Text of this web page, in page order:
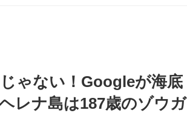
ゃない！Googleが海底
レナ島は187歳のゾウガ